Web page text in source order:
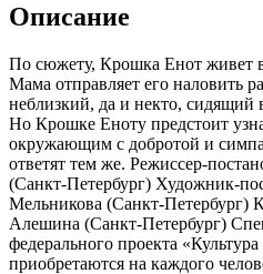
Описание
По сюжету, Крошка Енот живет
Мама отправляет его наловить
неблизкий, да и некто, сидящий
Но Крошке Еноту предстоит
окружающим с добротой и
ответят тем же. Режиссер-
(Санкт-Петербург) Художник-
Мельникова (Санкт-Петербург)
Алешина (Санкт-Петербург)
федерального проекта
приобретаются на каждого